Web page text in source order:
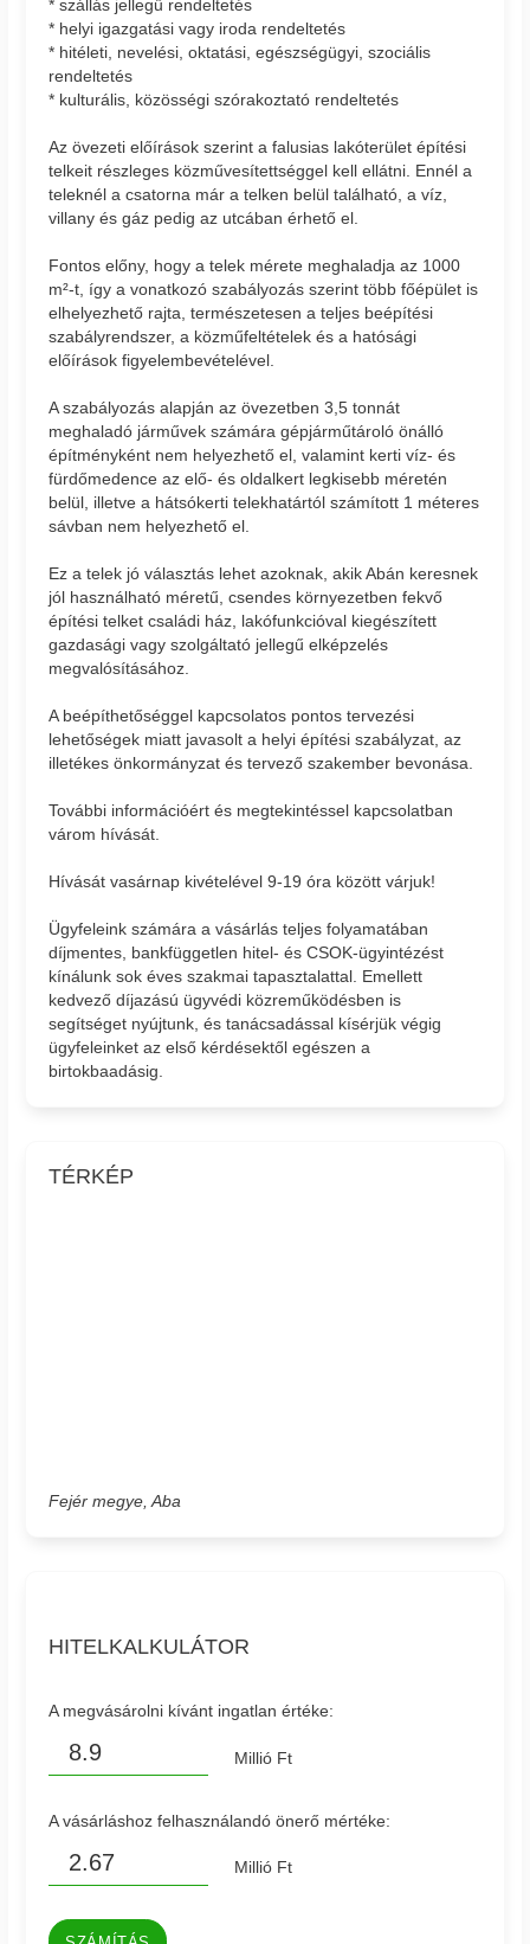
* szállás jellegű rendeltetés
* helyi igazgatási vagy iroda rendeltetés
* hitéleti, nevelési, oktatási, egészségügyi, szociális
rendeltetés
* kulturális, közösségi szórakoztató rendeltetés
Az övezeti előírások szerint a falusias lakóterület építési
telkeit részleges közművesítettséggel kell ellátni. Ennél a
teleknél a csatorna már a telken belül található, a víz,
villany és gáz pedig az utcában érhető el.
Fontos előny, hogy a telek mérete meghaladja az 1000
m²-t, így a vonatkozó szabályozás szerint több főépület is
elhelyezhető rajta, természetesen a teljes beépítési
szabályrendszer, a közműfeltételek és a hatósági
előírások figyelembevételével.
A szabályozás alapján az övezetben 3,5 tonnát
meghaladó járművek számára gépjárműtároló önálló
építményként nem helyezhető el, valamint kerti víz- és
fürdőmedence az elő- és oldalkert legkisebb méretén
belül, illetve a hátsókerti telekhatártól számított 1 méteres
sávban nem helyezhető el.
Ez a telek jó választás lehet azoknak, akik Abán keresnek
jól használható méretű, csendes környezetben fekvő
építési telket családi ház, lakófunkcióval kiegészített
gazdasági vagy szolgáltató jellegű elképzelés
megvalósításához.
A beépíthetőséggel kapcsolatos pontos tervezési
lehetőségek miatt javasolt a helyi építési szabályzat, az
illetékes önkormányzat és tervező szakember bevonása.
További információért és megtekintéssel kapcsolatban
várom hívását.
Hívását vasárnap kivételével 9-19 óra között várjuk!
Ügyfeleink számára a vásárlás teljes folyamatában
díjmentes, bankfüggetlen hitel- és CSOK-ügyintézést
kínálunk sok éves szakmai tapasztalattal. Emellett
kedvező díjazású ügyvédi közreműködésben is
segítséget nyújtunk, és tanácsadással kísérjük végig
ügyfeleinket az első kérdésektől egészen a
birtokbaadásig.
TÉRKÉP
Fejér megye, Aba
HITELKALKULÁTOR
A megvásárolni kívánt ingatlan értéke:
Millió Ft
A vásárláshoz felhasználandó önerő mértéke:
Millió Ft